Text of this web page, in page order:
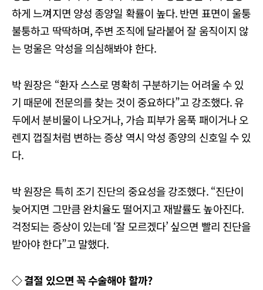
하게 느껴지면 양성 종양일 확률이 높다. 반면 표면이 울퉁
불퉁하고 딱딱하며, 주변 조직에 달라붙어 잘 움직이지 않
는 멍울은 악성을 의심해봐야 한다.
박 원장은 “환자 스스로 명확히 구분하기는 어려울 수 있
기 때문에 전문의를 찾는 것이 중요하다”고 강조했다. 유
두에서 분비물이 나오거나, 가슴 피부가 움푹 패이거나 오
렌지 껍질처럼 변하는 증상 역시 악성 종양의 신호일 수 있
다.
박 원장은 특히 조기 진단의 중요성을 강조했다. “진단이
늦어지면 그만큼 완치율도 떨어지고 재발률도 높아진다.
걱정되는 증상이 있는데 ‘잘 모르겠다’ 싶으면 빨리 진단을
받아야 한다”고 말했다.
◇ 결절 있으면 꼭 수술해야 할까?